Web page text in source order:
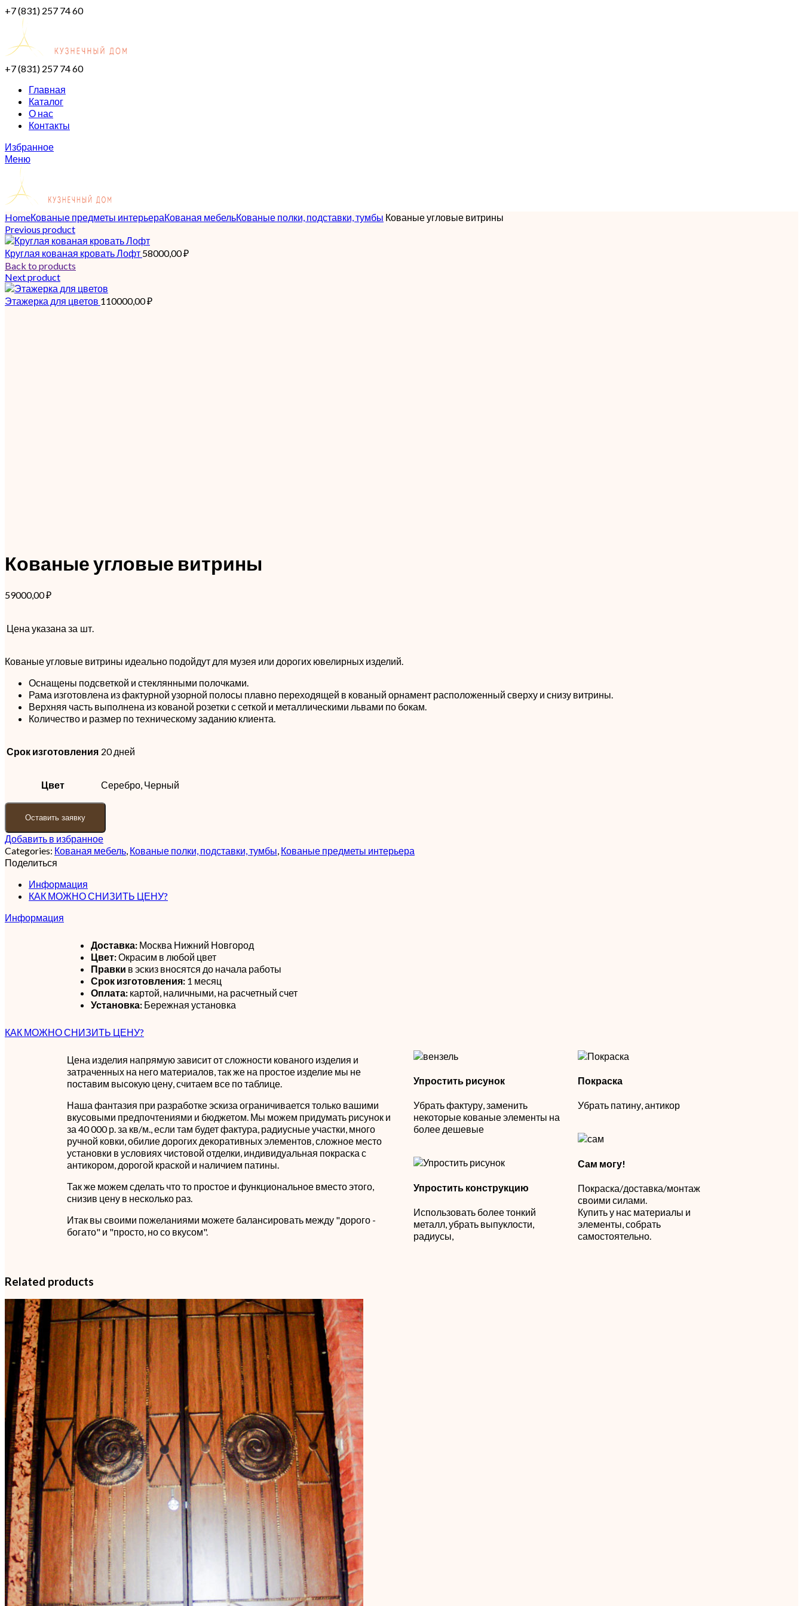
+7 (831) 257 74 60
+7 (831) 257 74 60
Главная
Каталог
О нас
Контакты
Избранное
Меню
HomeКованые предметы интерьераКованая мебельКованые полки, подставки, тумбы Кованые угловые витрины
Previous product
Круглая кованая кровать Лофт 58000,00₽
Back to products
Next product
Этажерка для цветов 110000,00₽
Кованые угловые витрины
59000,00₽
Цена указана за шт.
Кованые угловые витрины идеально подойдут для музея или дорогих ювелирных изделий.
Оснащены подсветкой и стеклянными полочками.
Рама изготовлена из фактурной узорной полосы плавно переходящей в кованый орнамент расположенный сверху и снизу витрины.
Верхняя часть выполнена из кованой розетки с сеткой и металлическими львами по бокам.
Количество и размер по техническому заданию клиента.
Срок изготовления 20 дней
Цвет Серебро, Черный
Оставить заявку
Добавить в избранное
Categories: Кованая мебель, Кованые полки, подставки, тумбы, Кованые предметы интерьера
Поделиться
Информация
КАК МОЖНО СНИЗИТЬ ЦЕНУ?
Информация
Доставка: Москва Нижний Новгород
Цвет:Окрасим в любой цвет
Правки в эскиз вносятся до начала работы
Срок изготовления: 1 месяц
Оплата: картой, наличными, на расчетный счет
Установка: Бережная установка
КАК МОЖНО СНИЗИТЬ ЦЕНУ?
Цена изделия напрямую зависит от сложности кованого изделия и
затраченных на него материалов, так же на простое изделие мы не
поставим высокую цену, считаем все по таблице.
Наша фантазия при разработке эскиза ограничивается только вашими
вкусовыми предпочтениями и бюджетом. Мы можем придумать рисунок и
за 40 000 р. за кв/м., если там будет фактура, радиусные участки, много
ручной ковки, обилие дорогих декоративных элементов, сложное место
установки в условиях чистовой отделки, индивидуальная покраска с
антикором, дорогой краской и наличием патины.
Так же можем сделать что то простое и функциональное вместо этого,
снизив цену в несколько раз.
Итак вы своими пожеланиями можете балансировать между "дорого -
богато" и "просто, но со вкусом".
Упростить рисунок
Убрать фактуру, заменить
некоторые кованые элементы на
более дешевые
Упростить конструкцию
Использовать более тонкий
металл, убрать выпуклости,
радиусы,
Покраска
Убрать патину, антикор
Сам могу!
Покраска/доставка/монтаж
своими силами.
Купить у нас материалы и
элементы, собрать
самостоятельно.
Related products